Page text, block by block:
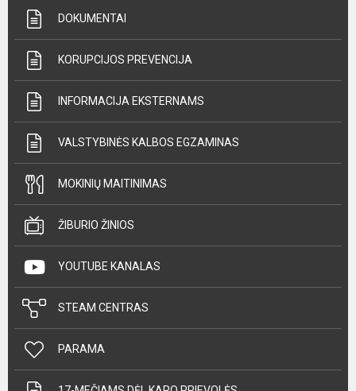
DOKUMENTAI
KORUPCIJOS PREVENCIJA
INFORMACIJA EKSTERNAMS
VALSTYBINĖS KALBOS EGZAMINAS
MOKINIŲ MAITINIMAS
ŽIBURIO ŽINIOS
YOUTUBE KANALAS
STEAM CENTRAS
PARAMA